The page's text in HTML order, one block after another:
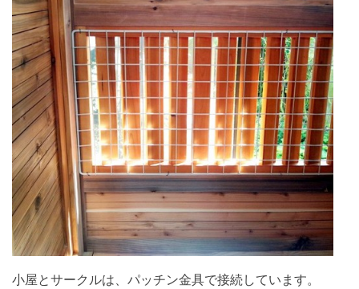
小屋とサークルは、パッチン金具で接続しています。